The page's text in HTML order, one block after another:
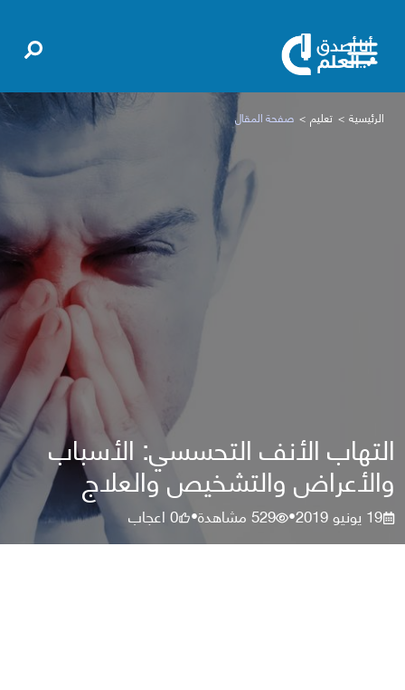
الرئيسية تعليم صفحة المقال
التهاب الأنف التحسسي: الأسباب
والأعراض والتشخيص والعلاج
19 يونيو 2019 •
529مشاهدة•
0اعجاب